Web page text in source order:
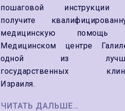
пошаговой инструкции
получите
медицинскую помощь
Медицинском центре
одной из
государственных
Израиля.
ЧИТАТЬ ДАЛЬШЕ…